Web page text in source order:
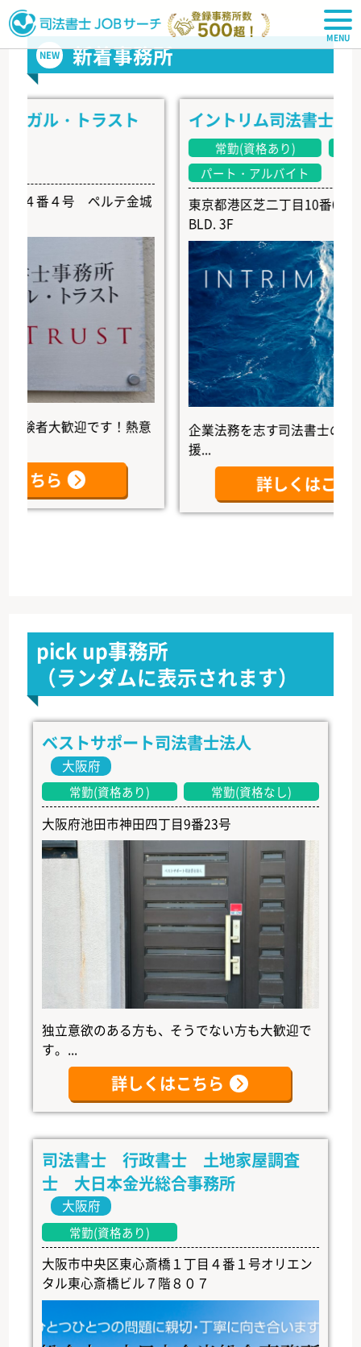
司法書士JOBサーチ
NEW 新着事務所
・トラスト
４号 ペルテ金城
大歓迎です！熱意
イントリム司法書士事務所
常勤(資格あり)
常勤(
パート・アルバイト
東京都港区芝二丁目10番6号
BLD. 3F
企業法務を志す司法書士の未来を、
詳しくはこちら
pick up事務所
（ランダムに表示されます）
ベストサポート司法書士法人
大阪府
常勤(資格あり) 常勤(資格なし)
大阪府池田市神田四丁目9番23号
独立意欲のある方も、そうでない方も大歓迎で
す。...
詳しくはこちら
司法書士 行政書士 土地家屋調査
士 大日本金光総合事務所
大阪府
常勤(資格あり)
大阪市中央区東心斎橋１丁目４番１号オリエン
タル東心斎橋ビル７階８０７